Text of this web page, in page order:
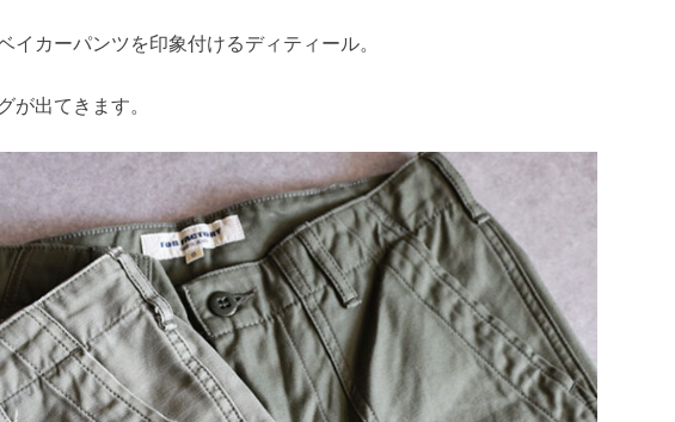
イカーパンツを印象付けるディティール。
が出てきます。